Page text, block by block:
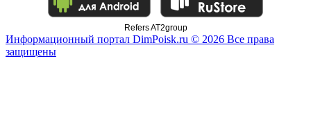
Refers AT2group
Информационный портал DimPoisk.ru © 2026 Все права
защищены